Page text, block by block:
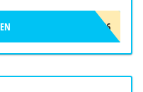
SPSADC26